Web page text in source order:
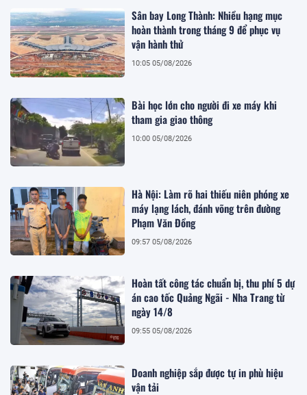
Sân bay Long Thành: Nhiều hạng mục
hoàn thành trong tháng 9 để phục vụ
vận hành thử
10:05 05/08/2026
Bài học lớn cho người đi xe máy khi
tham gia giao thông
10:00 05/08/2026
Hà Nội: Làm rõ hai thiếu niên phóng xe
máy lạng lách, đánh võng trên đường
Phạm Văn Đồng
09:57 05/08/2026
Hoàn tất công tác chuẩn bị, thu phí 5 dự
án cao tốc Quảng Ngãi - Nha Trang từ
ngày 14/8
09:55 05/08/2026
Doanh nghiệp sắp được tự in phù hiệu
vận tải